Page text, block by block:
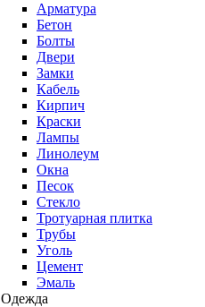
Арматура
Бетон
Болты
Двери
Замки
Кабель
Кирпич
Краски
Лампы
Линолеум
Окна
Песок
Стекло
Тротуарная плитка
Трубы
Уголь
Цемент
Эмаль
Одежда